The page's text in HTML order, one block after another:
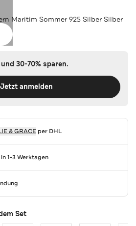
Maritim Sommer 925 Silber Silber
30-70% sparen.
Jetzt anmelden
& GRACEper DHL
1-3 Werktagen
Set